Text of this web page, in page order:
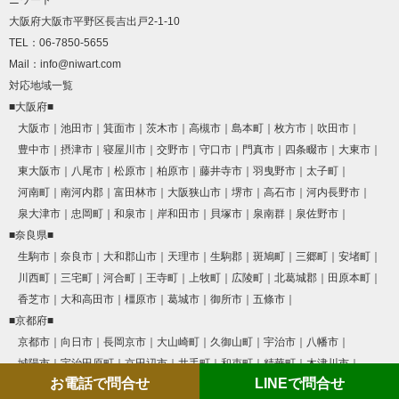
大阪府大阪市平野区長吉出戸2-1-10
TEL：06-7850-5655
Mail：info@niwart.com
対応地域一覧
■大阪府■
大阪市
池田市 箕面市 茨木市 高槻市 島本町 枚方市
吹田市
豊中市
摂津市 寝屋川市 交野市 守口市 門真市 四条畷市
大東市
東大阪市
八尾市 松原市 柏原市 藤井寺市 羽曳野市
太子町
河南町
南河内郡 富田林市 大阪狭山市 堺市 高石市
河内長野市
泉大津市
忠岡町 和泉市 岸和田市 貝塚市 泉南群
泉佐野市
■奈良県■
生駒市
奈良市 大和郡山市 天理市 生駒郡 斑鳩町 三郷町
安堵町
川西町
三宅町 河合町 王寺町 上牧町 広陵町 北葛城郡
田原本町
香芝市
大和高田市 橿原市 葛城市 御所市
五條市
■京都府■
京都市
向日市 長岡京市 大山崎町 久御山町 宇治市
八幡市
城陽市
宇治田原町 京田辺市 井手町 和束町 精華町
木津川市
南山城村
お電話で問合せ LINEで問合せ